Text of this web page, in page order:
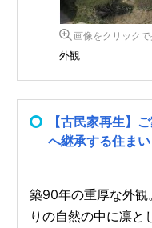
画像をクリック
外観
【古民家再生】
へ継承する住まい
築90年の重厚な外観
りの自然の中に凛と